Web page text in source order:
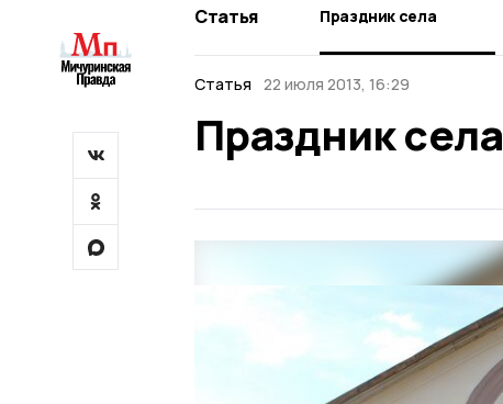
Статья Праздник села
Статья 22 июля 2013, 16:29
Праздник села